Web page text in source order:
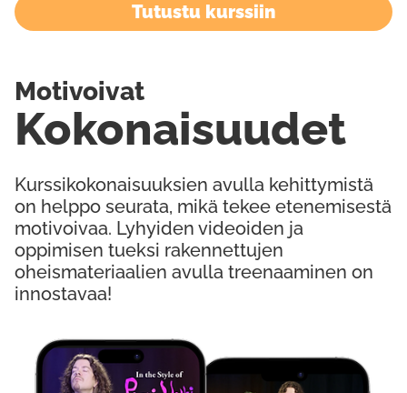
Tutustu kurssiin
Kurssikokonaisuuksien avulla kehittymistä
on helppo seurata, mikä tekee etenemisestä
motivoivaa. Lyhyiden videoiden ja
oppimisen tueksi rakennettujen
oheismateriaalien avulla treenaaminen on
innostavaa!
Kokonaisuudet
Motivoivat